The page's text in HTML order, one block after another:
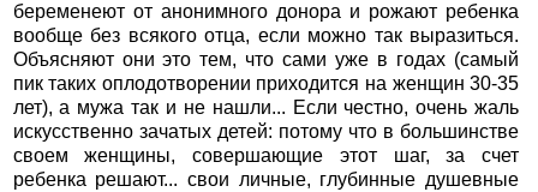
беременеют от анонимного донора и рожают ребенка
вообще без всякого отца, если можно так выразиться.
Объясняют они это тем, что сами уже в годах (самый
пик таких оплодотворении приходится на женщин 30-35
лет), а мужа так и не нашли... Если честно, очень жаль
искусственно зачатых детей: потому что в большинстве
своем женщины, совершающие этот шаг, за счет
ребенка решают... свои личные, глубинные душевные